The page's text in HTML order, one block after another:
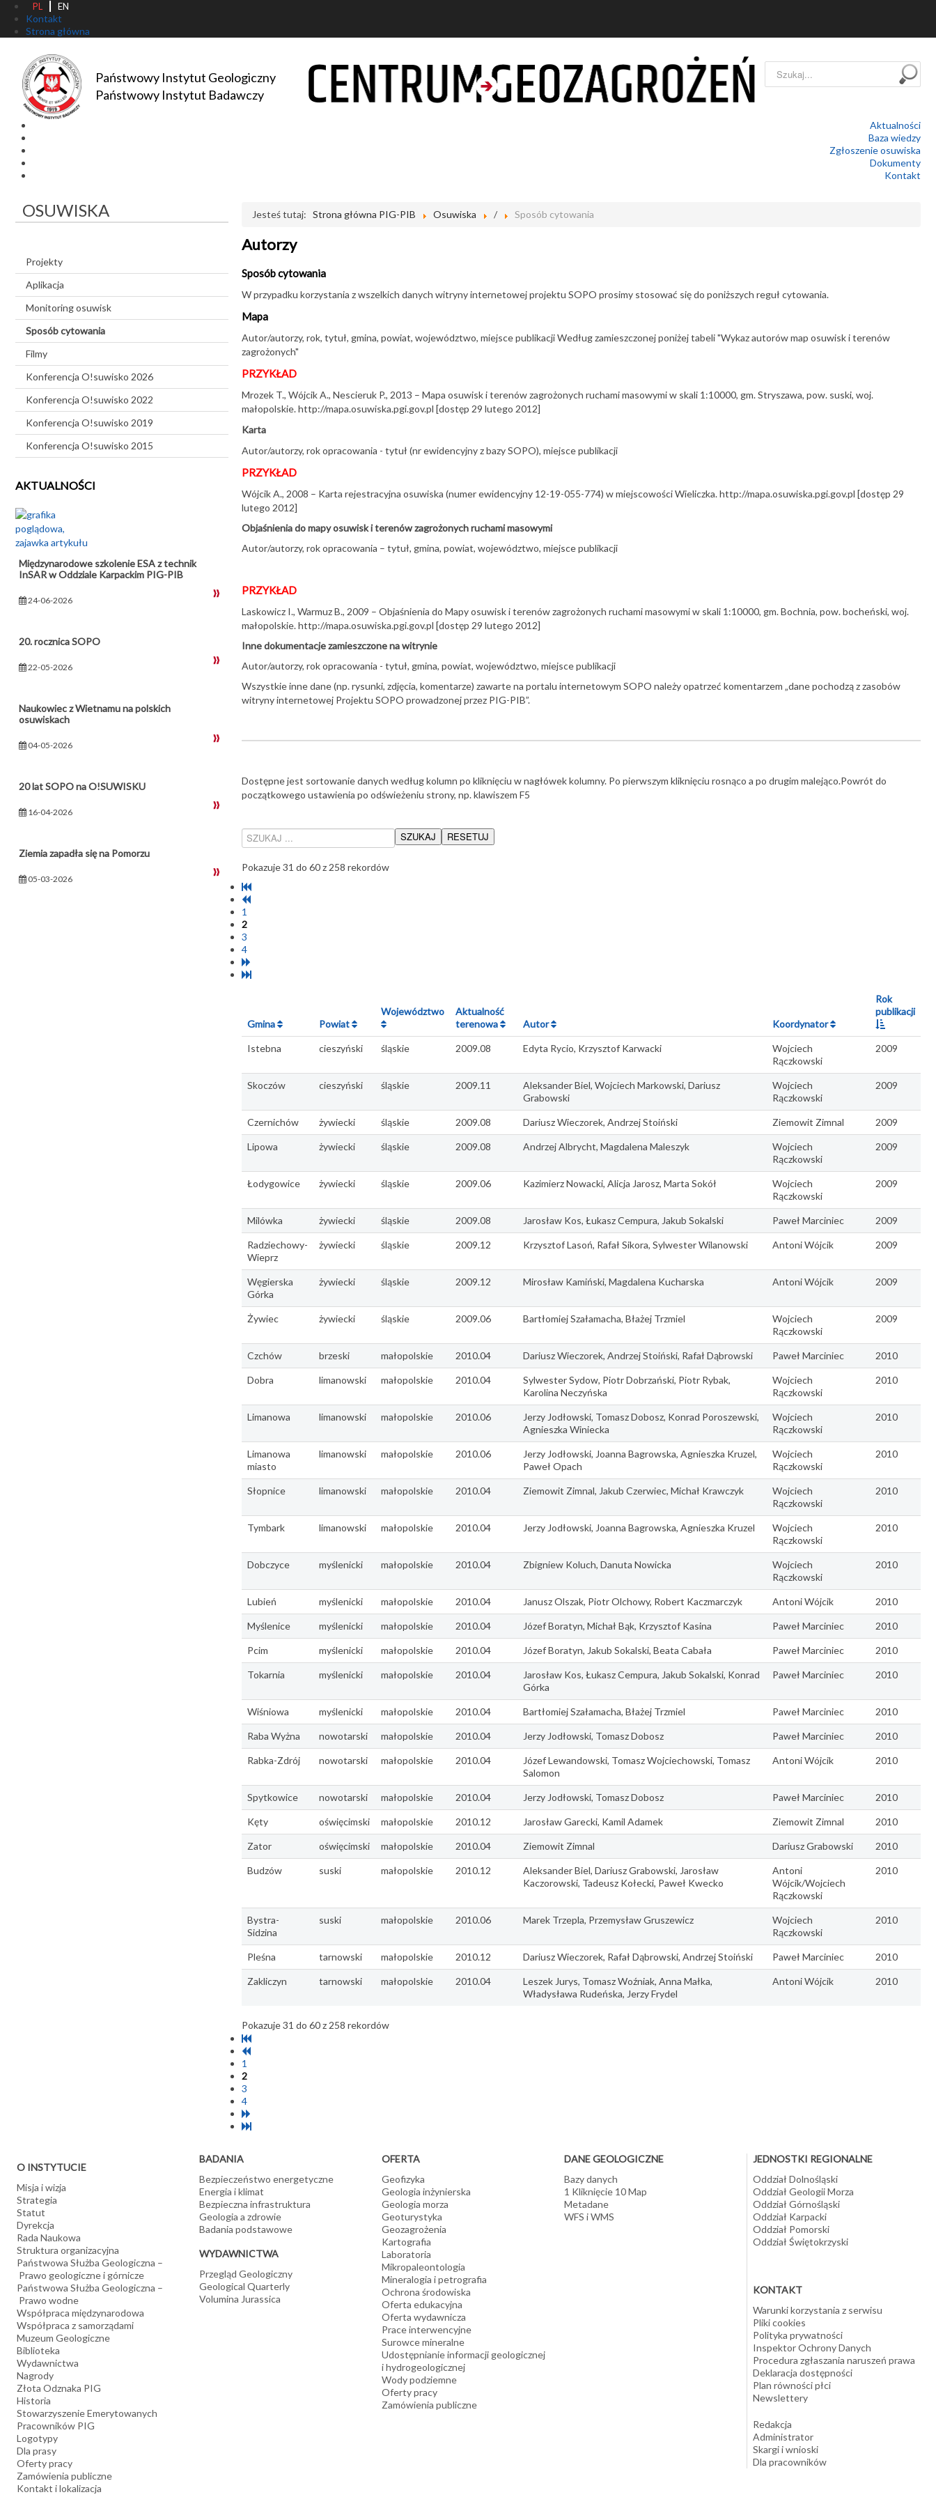
PL EN
Kontakt
Strona główna
Państwowy Instytut Geologiczny
Państwowy Instytut Badawczy
Szukaj...
Aktualności
Baza wiedzy
Zgłoszenie osuwiska
Dokumenty
Kontakt
OSUWISKA
Projekty
Aplikacja
Monitoring osuwisk
Sposób cytowania
Filmy
Konferencja O!suwisko 2026
Konferencja O!suwisko 2022
Konferencja O!suwisko 2019
Konferencja O!suwisko 2015
AKTUALNOŚCI
Międzynarodowe szkolenie ESA z technik
InSAR w Oddziale Karpackim PIG-PIB
24-06-2026
20. rocznica SOPO
22-05-2026
Naukowiec z Wietnamu na polskich
osuwiskach
04-05-2026
20 lat SOPO na O!SUWISKU
16-04-2026
Ziemia zapadła się na Pomorzu
05-03-2026
Jesteś tutaj: Strona główna PIG-PIB Osuwiska / Sposób cytowania
Autorzy
Sposób cytowania
W przypadku korzystania z wszelkich danych witryny internetowej projektu SOPO prosimy stosować się do poniższych reguł cytowania.
Mapa
Autor/autorzy, rok, tytuł, gmina, powiat, województwo, miejsce publikacji Według zamieszczonej poniżej tabeli "Wykaz autorów map osuwisk i terenów
zagrożonych"
PRZYKŁAD
Mrozek T., Wójcik A., Nescieruk P., 2013 – Mapa osuwisk i terenów zagrożonych ruchami masowymi w skali 1:10000, gm. Stryszawa, pow. suski, woj.
małopolskie. http://mapa.osuwiska.pgi.gov.pl [dostęp 29 lutego 2012]
Karta
Autor/autorzy, rok opracowania - tytuł (nr ewidencyjny z bazy SOPO), miejsce publikacji
PRZYKŁAD
Wójcik A., 2008 – Karta rejestracyjna osuwiska (numer ewidencyjny 12-19-055-774) w miejscowości Wieliczka. http://mapa.osuwiska.pgi.gov.pl [dostęp 29
lutego 2012]
Objaśnienia do mapy osuwisk i terenów zagrożonych ruchami masowymi
Autor/autorzy, rok opracowania – tytuł, gmina, powiat, województwo, miejsce publikacji
PRZYKŁAD
Laskowicz I., Warmuz B., 2009 – Objaśnienia do Mapy osuwisk i terenów zagrożonych ruchami masowymi w skali 1:10000, gm. Bochnia, pow. bocheński, woj.
małopolskie. http://mapa.osuwiska.pgi.gov.pl [dostęp 29 lutego 2012]
Inne dokumentacje zamieszczone na witrynie
Autor/autorzy, rok opracowania - tytuł, gmina, powiat, województwo, miejsce publikacji
Wszystkie inne dane (np. rysunki, zdjęcia, komentarze) zawarte na portalu internetowym SOPO należy opatrzeć komentarzem „dane pochodzą z zasobów
witryny internetowej Projektu SOPO prowadzonej przez PIG-PIB”.
Dostępne jest sortowanie danych według kolumn po kliknięciu w nagłówek kolumny. Po pierwszym kliknięciu rosnąco a po drugim malejąco.Powrót do
początkowego ustawienia po odświeżeniu strony, np. klawiszem F5
Pokazuje 31 do 60 z 258 rekordów
1
2
3
4
Gmina Powiat
Województwo
Aktualność
terenowa
Autor Koordynator
Rok
publikacji
Istebna cieszyński śląskie 2009.08 Edyta Rycio, Krzysztof Karwacki
Wojciech
Rączkowski
2009
Skoczów cieszyński śląskie 2009.11
Aleksander Biel, Wojciech Markowski, Dariusz
Grabowski
Wojciech
Rączkowski
2009
Czernichów żywiecki śląskie 2009.08 Dariusz Wieczorek, Andrzej Stoiński Ziemowit Zimnal 2009
Lipowa żywiecki śląskie 2009.08 Andrzej Albrycht, Magdalena Maleszyk
Wojciech
Rączkowski
2009
Łodygowice żywiecki śląskie 2009.06 Kazimierz Nowacki, Alicja Jarosz, Marta Sokół
Wojciech
Rączkowski
2009
Milówka żywiecki śląskie 2009.08 Jarosław Kos, Łukasz Cempura, Jakub Sokalski Paweł Marciniec 2009
Radziechowy-
Wieprz
żywiecki śląskie 2009.12 Krzysztof Lasoń, Rafał Sikora, Sylwester Wilanowski Antoni Wójcik 2009
Węgierska
Górka
żywiecki śląskie 2009.12 Mirosław Kamiński, Magdalena Kucharska Antoni Wójcik 2009
Żywiec żywiecki śląskie 2009.06 Bartłomiej Szałamacha, Błażej Trzmiel
Wojciech
Rączkowski
2009
Czchów brzeski małopolskie 2010.04 Dariusz Wieczorek, Andrzej Stoiński, Rafał Dąbrowski Paweł Marciniec 2010
Dobra limanowski małopolskie 2010.04
Sylwester Sydow, Piotr Dobrzański, Piotr Rybak,
Karolina Neczyńska
Wojciech
Rączkowski
2010
Limanowa limanowski małopolskie 2010.06
Jerzy Jodłowski, Tomasz Dobosz, Konrad Poroszewski,
Agnieszka Winiecka
Wojciech
Rączkowski
2010
Limanowa
miasto
limanowski małopolskie 2010.06
Jerzy Jodłowski, Joanna Bagrowska, Agnieszka Kruzel,
Paweł Opach
Wojciech
Rączkowski
2010
Słopnice limanowski małopolskie 2010.04 Ziemowit Zimnal, Jakub Czerwiec, Michał Krawczyk
Wojciech
Rączkowski
2010
Tymbark limanowski małopolskie 2010.04 Jerzy Jodłowski, Joanna Bagrowska, Agnieszka Kruzel
Wojciech
Rączkowski
2010
Dobczyce myślenicki małopolskie 2010.04 Zbigniew Koluch, Danuta Nowicka
Wojciech
Rączkowski
2010
Lubień myślenicki małopolskie 2010.04 Janusz Olszak, Piotr Olchowy, Robert Kaczmarczyk Antoni Wójcik 2010
Myślenice myślenicki małopolskie 2010.04 Józef Boratyn, Michał Bąk, Krzysztof Kasina Paweł Marciniec 2010
Pcim myślenicki małopolskie 2010.04 Józef Boratyn, Jakub Sokalski, Beata Cabała Paweł Marciniec 2010
Tokarnia myślenicki małopolskie 2010.04
Jarosław Kos, Łukasz Cempura, Jakub Sokalski, Konrad
Górka
Paweł Marciniec 2010
Wiśniowa myślenicki małopolskie 2010.04 Bartłomiej Szałamacha, Błażej Trzmiel Paweł Marciniec 2010
Raba Wyżna nowotarski małopolskie 2010.04 Jerzy Jodłowski, Tomasz Dobosz Paweł Marciniec 2010
Rabka-Zdrój nowotarski małopolskie 2010.04
Józef Lewandowski, Tomasz Wojciechowski, Tomasz
Salomon
Antoni Wójcik 2010
Spytkowice nowotarski małopolskie 2010.04 Jerzy Jodłowski, Tomasz Dobosz Paweł Marciniec 2010
Kęty oświęcimski małopolskie 2010.12 Jarosław Garecki, Kamil Adamek Ziemowit Zimnal 2010
Zator oświęcimski małopolskie 2010.04 Ziemowit Zimnal Dariusz Grabowski 2010
Budzów suski małopolskie 2010.12
Aleksander Biel, Dariusz Grabowski, Jarosław
Kaczorowski, Tadeusz Kołecki, Paweł Kwecko
Antoni
Wójcik/Wojciech
Rączkowski
2010
Bystra-
Sidzina
suski małopolskie 2010.06 Marek Trzepla, Przemysław Gruszewicz
Wojciech
Rączkowski
2010
Pleśna tarnowski małopolskie 2010.12 Dariusz Wieczorek, Rafał Dąbrowski, Andrzej Stoiński Paweł Marciniec 2010
Zakliczyn tarnowski małopolskie 2010.04
Leszek Jurys, Tomasz Woźniak, Anna Małka,
Władysława Rudeńska, Jerzy Frydel
Antoni Wójcik 2010
Pokazuje 31 do 60 z 258 rekordów
1
2
3
4
O INSTYTUCIE
Misja i wizja
Strategia
Statut
Dyrekcja
Rada Naukowa
Struktura organizacyjna
Państwowa Służba Geologiczna –
Prawo geologiczne i górnicze
Państwowa Służba Geologiczna –
Prawo wodne
Współpraca międzynarodowa
Współpraca z samorządami
Muzeum Geologiczne
Biblioteka
Wydawnictwa
Nagrody
Złota Odznaka PIG
Historia
Stowarzyszenie Emerytowanych
Pracowników PIG
Logotypy
Dla prasy
Oferty pracy
Zamówienia publiczne
Kontakt i lokalizacja
BADANIA
Bezpieczeństwo energetyczne
Energia i klimat
Bezpieczna infrastruktura
Geologia a zdrowie
Badania podstawowe
WYDAWNICTWA
Przegląd Geologiczny
Geological Quarterly
Volumina Jurassica
OFERTA
Geofizyka
Geologia inżynierska
Geologia morza
Geoturystyka
Geozagrożenia
Kartografia
Laboratoria
Mikropaleontologia
Mineralogia i petrografia
Ochrona środowiska
Oferta edukacyjna
Oferta wydawnicza
Prace interwencyjne
Surowce mineralne
Udostępnianie informacji geologicznej
i hydrogeologicznej
Wody podziemne
Oferty pracy
Zamówienia publiczne
DANE GEOLOGICZNE
Bazy danych
1 Kliknięcie 10 Map
Metadane
WFS i WMS
JEDNOSTKI REGIONALNE
Oddział Dolnośląski
Oddział Geologii Morza
Oddział Górnośląski
Oddział Karpacki
Oddział Pomorski
Oddział Świętokrzyski
KONTAKT
Warunki korzystania z serwisu
Pliki cookies
Polityka prywatności
Inspektor Ochrony Danych
Procedura zgłaszania naruszeń prawa
Deklaracja dostępności
Plan równości płci
Newslettery
Redakcja
Administrator
Skargi i wnioski
Dla pracowników